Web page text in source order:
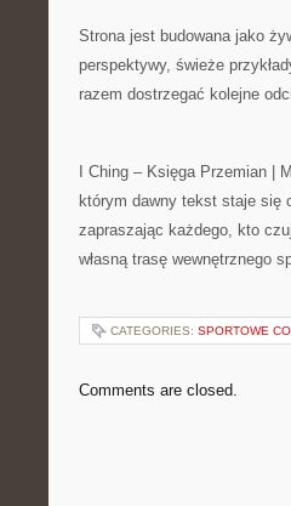
Strona jest budowana jako
perspektywy, świeże
razem dostrzegać kolejne
I Ching – Księga Przemian |
którym dawny tekst staje się
zapraszając każdego, kto
własną trasę wewnętrznego
CATEGORIES: SPORTOWE
Comments are closed.